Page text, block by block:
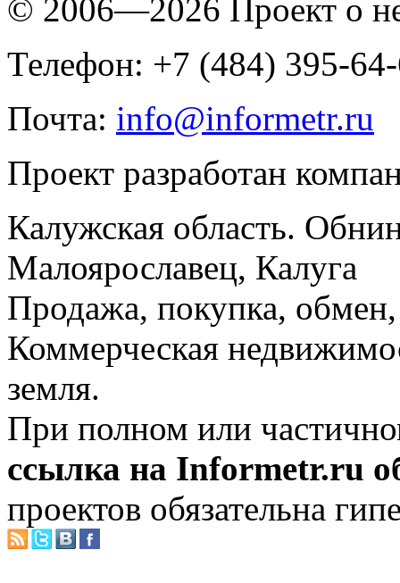
© 2006—2026 Проект о
Телефон: +7 (484) 395-
Почта: info@informetr.ru
Проект разработан
Калужская область.
Малоярославец, Калуга
Продажа, покупка, обмен,
Коммерческая
земля.
При полном или
ссылка на Informetr.ru
проектов обязательна